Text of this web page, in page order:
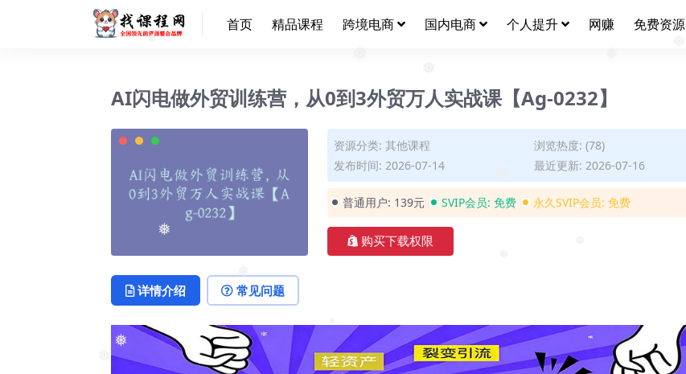
❅
❅
❅
❅
首页 精品课程 跨境电商 国内电商 个人提升 网赚 免费资源
AI闪电做外贸训练营，从0到3外贸万人实战课【Ag-0232】
资源分类: 其他课程
浏览热度: (78)
发布时间: 2026-07-14
最近更新: 2026-07-16
普通用户: 139元 SVIP会员: 免费 永久SVIP会员: 免费
购买下载权限
详情介绍 常见问题